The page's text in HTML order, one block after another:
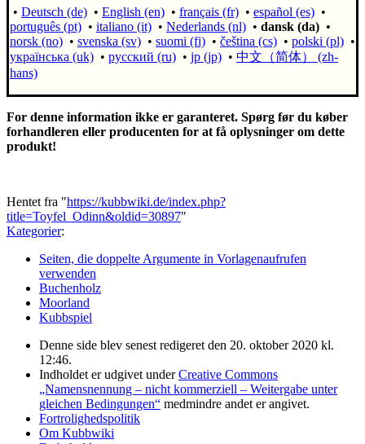
• Deutsch (de) • English (en) • français (fr) • español (es) •
português (pt) • italiano (it) • Nederlands (nl) • dansk (da) •
norsk (no) • svenska (sv) • suomi (fi) • čeština (cs) • polski (pl) •
українська (uk) • русский (ru) • jp (jp) • 中文（简体）‎ (zh-
hans)
For denne information ikke er garanteret. Spørg før du køber
forhandleren eller producenten for at få oplysninger om dette
produkt!
Hentet fra "https://kubbwiki.de/index.php?
title=Toyfel_Odinn&oldid=30897"
Kategorier:
Seiten, die doppelte Argumente in Vorlagenaufrufen
verwenden
Buchenholz
Moorland
Kubbspiel
Denne side blev senest redigeret den 20. oktober 2020 kl.
12:46.
Indholdet er udgivet underCreative Commons
„Namensnennung – nicht kommerziell – Weitergabe unter
gleichen Bedingungen“ medmindre andet er angivet.
Fortrolighedspolitik
Om Kubbwiki